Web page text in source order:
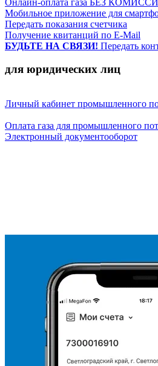
Мобильное приложение для
Передать показания счетчика
Получение квитанций по E-Mail
БУДЬТЕ НА СВЯЗИ! Передать
для юридических лиц
Личный кабинет промышленного
Оплата газа для промышленного
Электронный документооборот